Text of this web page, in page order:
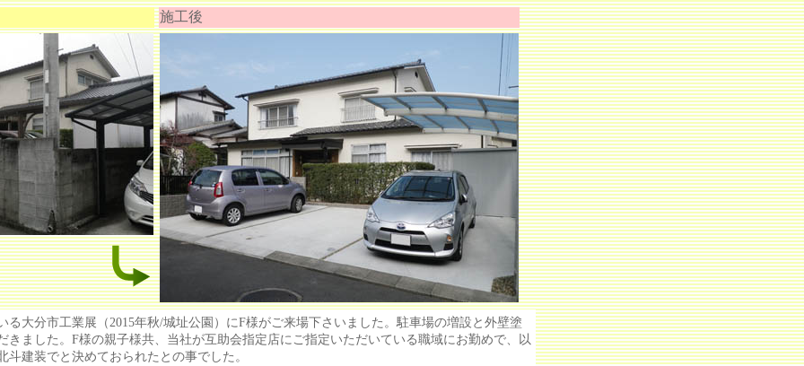
施工後
大分市工業展（2015年秋/城址公園）にF様がご来場下さいました。駐車場の増設と外壁塗
きました。F様の親子様共、当社が互助会指定店にご指定いただいている職域にお勤めで、以
斗建装でと決めておられたとの事でした。